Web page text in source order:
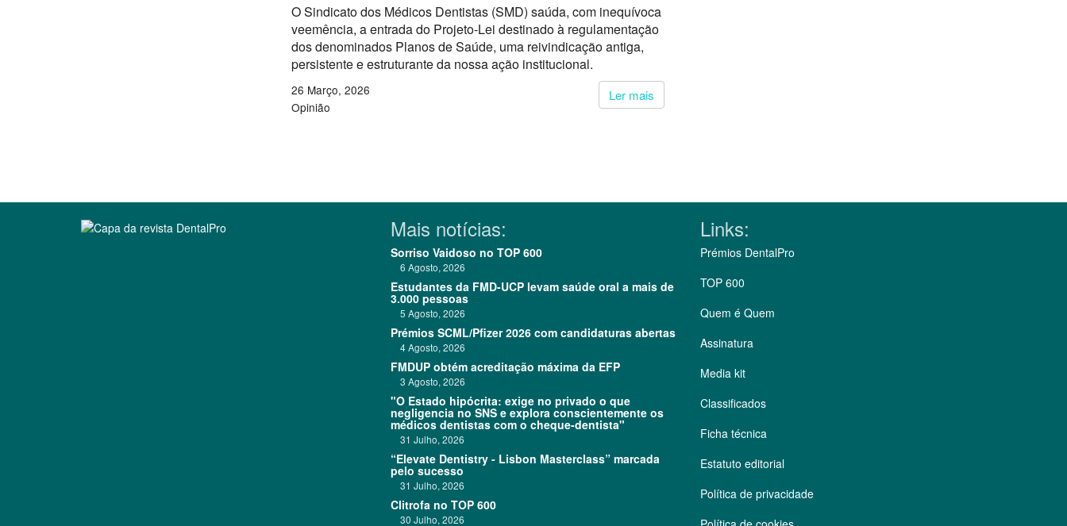
O Sindicato dos Médicos Dentistas (SMD) saúda, com inequívoca
veemência, a entrada do Projeto-Lei destinado à regulamentação
dos denominados Planos de Saúde, uma reivindicação antiga,
persistente e estruturante da nossa ação institucional.
Ler mais
26 Março, 2026
Opinião
Mais notícias:
Sorriso Vaidoso no TOP 600
6 Agosto, 2026
Estudantes da FMD-UCP levam saúde oral a mais de
3.000 pessoas
5 Agosto, 2026
Prémios SCML/Pfizer 2026 com candidaturas abertas
4 Agosto, 2026
FMDUP obtém acreditação máxima da EFP
3 Agosto, 2026
"O Estado hipócrita: exige no privado o que
negligencia no SNS e explora conscientemente os
médicos dentistas com o cheque-dentista"
31 Julho, 2026
“Elevate Dentistry - Lisbon Masterclass” marcada
pelo sucesso
31 Julho, 2026
Clitrofa no TOP 600
30 Julho, 2026
Links:
Prémios DentalPro
TOP 600
Quem é Quem
Assinatura
Media kit
Classificados
Ficha técnica
Estatuto editorial
Política de privacidade